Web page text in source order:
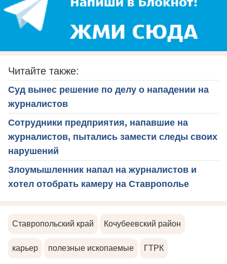
Читайте также:
Суд вынес решение по делу о нападении на
журналистов
Сотрудники предприятия, напавшие на
журналистов, пытались замести следы своих
нарушений
Злоумышленник напал на журналистов и
хотел отобрать камеру на Ставрополье
Ставропольский край Кочубеевский район
карьер полезные ископаемые ГТРК